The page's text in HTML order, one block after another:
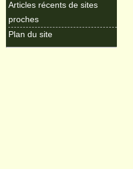
Articles récents de sites
proches
Plan du site